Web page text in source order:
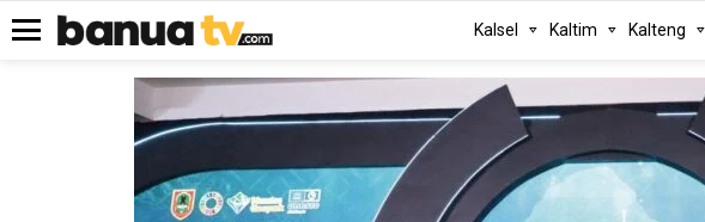
Kalsel Kaltim Kalteng